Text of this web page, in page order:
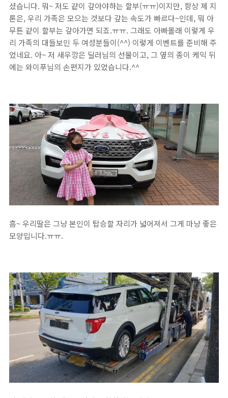
셨습니다. 뭐~ 저도 같이 갚아야하는 할부(ㅠㅠ)이지만, 항상 제 지
론은, 우리 가족은 모으는 것보다 갚는 속도가 빠르다~인데, 뭐 아
무튼 같이 할부는 갚아가면 되죠.ㅠㅠ. 그래도 아빠몰래 이렇게 우
리 가족의 대들보인 두 여성분들이(^^) 이렇게 이벤트를 준비해 주
었네요. 아~ 저 새우깡은 딜러님의 선물이고, 그 옆의 종이 케익 뒤
에는 와이푸님의 손편지가 있었습니다.^^
흠~ 우리딸은 그냥 본인이 탑승할 자리가 넓어져서 그게 마냥 좋은
모양입니다.ㅠㅠ.